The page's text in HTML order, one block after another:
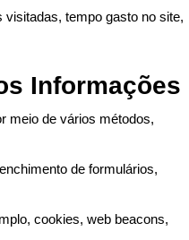
tempo gasto no site,
Informações
meio de vários métodos,
de formulários,
cookies, web beacons,